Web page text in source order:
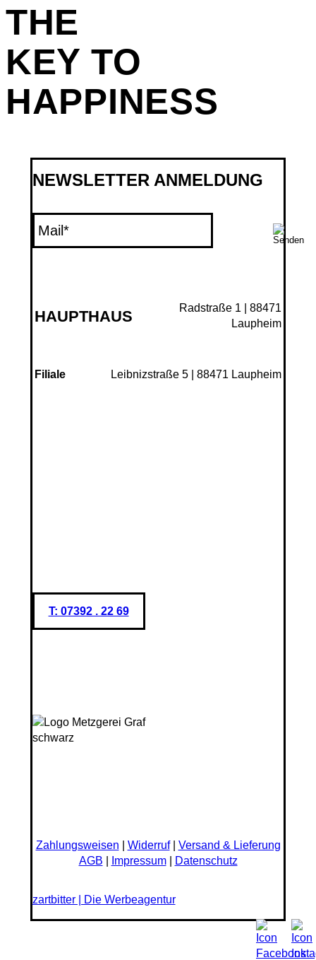
THE
KEY TO
HAPPINESS
NEWSLETTER ANMELDUNG
HAUPTHAUS
Radstraße 1 | 88471
Laupheim
Filiale Leibnizstraße 5 | 88471 Laupheim
T: 07392 . 22 69
Zahlungsweisen Widerruf| Versand & Lieferung
AGB
Impressum| Datenschutz
zartbitter | Die Werbeagentur